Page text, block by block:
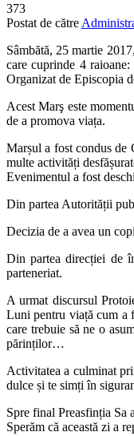
373
Postat de către
Sâmbătă, 25 martie
care cuprinde 4
Organizat de Episcopia
Acest Marş este
de a promova viața.
Marșul a fost condus de
multe activități
Evenimentul a fost
Din partea Autorității
Decizia de a avea un
Din partea direcției de
parteneriat.
A urmat discursul
Luni pentru viață cum a
care trebuie să ne o
părinților…
Activitatea a culminat
dulce și te simți în
Spre final Preasfinția Sa
Sperăm că această zi a